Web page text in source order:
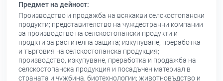
Предмет на дейност:
Производство и продажба на всякакви селскостопански
продукти; представителство на чуждестранни компании
за производство на селскостопански продукти и
продкти за растителна защита; изкупуване, преработка
и търговия на селскостопанска продукция;
производство, изкупуване, преработка и продажба на
селскостопанска продукция и посадъчен материал в
страната и чужбина, биотехнологии; животновъдство и